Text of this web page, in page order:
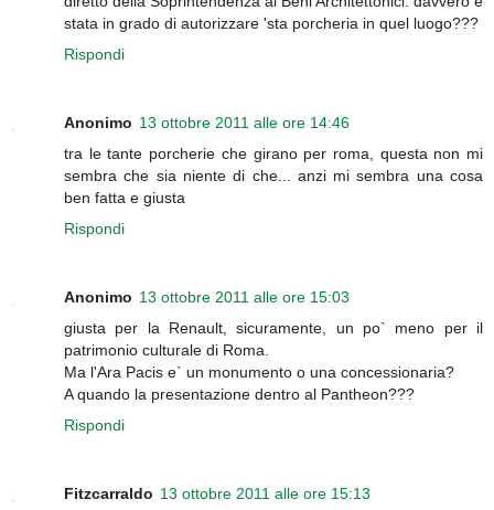
stata in grado di autorizzare 'sta porcheria in quel luogo???
Rispondi
Anonimo 13 ottobre 2011 alle ore 14:46
tra le tante porcherie che girano per roma, questa non mi
sembra che sia niente di che... anzi mi sembra una cosa
ben fatta e giusta
Rispondi
Anonimo 13 ottobre 2011 alle ore 15:03
giusta per la Renault, sicuramente, un po` meno per il
patrimonio culturale di Roma.
Ma l'Ara Pacis e` un monumento o una concessionaria?
A quando la presentazione dentro al Pantheon???
Rispondi
Fitzcarraldo 13 ottobre 2011 alle ore 15:13